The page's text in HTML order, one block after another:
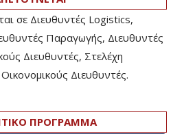
σε Διευθυντές Logistics,
Παραγωγής, Διευθυντές
Διευθυντές, Στελέχη
Διευθυντές.
ΠΡΟΓΡΑΜΜΑ